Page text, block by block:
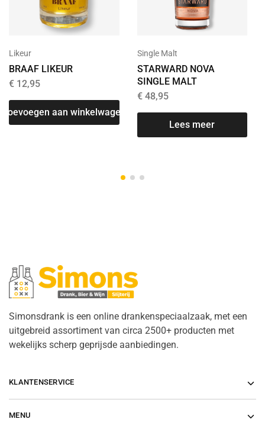
Likeur
BRAAF LIKEUR
€ 12,95
Toevoegen aan winkelwagen
Single Malt
STARWARD NOVA
SINGLE MALT
€48,95
Lees meer
Simonsdrank is een online drankenspeciaalzaak, met een
uitgebreid assortiment van circa 2500+ producten met
wekelijks scherp geprijsde aanbiedingen.
KLANTENSERVICE
MENU